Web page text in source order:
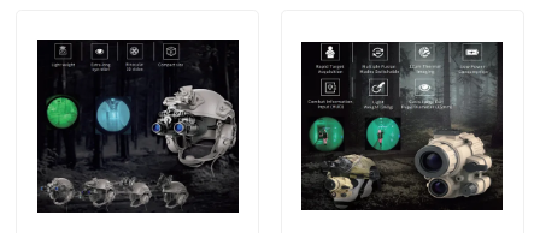
video
Tentang Kami
Tur Pabrik